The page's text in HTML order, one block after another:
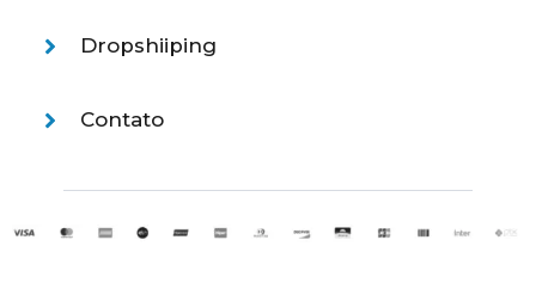
Dropshiiping
Contato